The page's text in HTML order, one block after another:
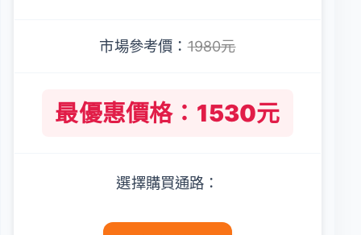
市場參考價：1980元
最優惠價格：1530元
選擇購買通路：